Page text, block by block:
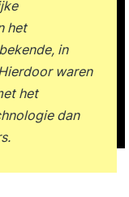
het
in
waren
het
dan